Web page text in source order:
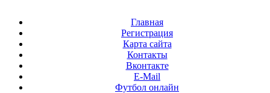
Главная
Регистрация
Карта сайта
Контакты
Вконтакте
E-Mail
Футбол онлайн